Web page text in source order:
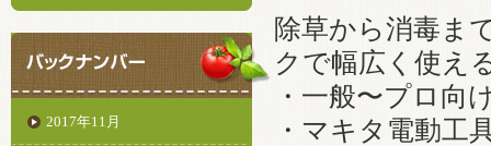
2017年11月
除草から消毒ま
クで幅広く使え
・一般〜プロ向
・マキタ電動工